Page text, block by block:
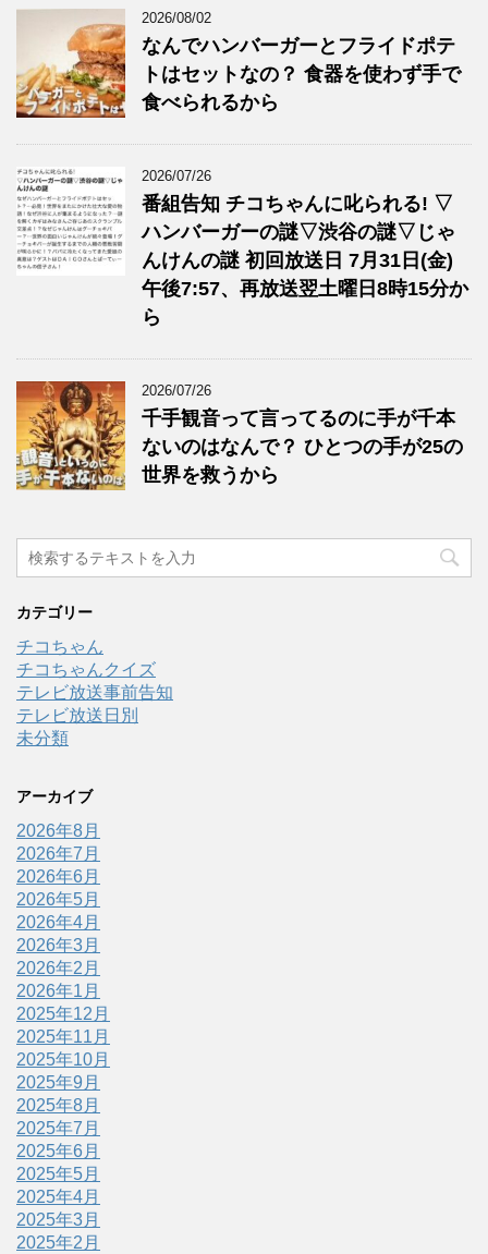
2026/08/02
なんでハンバーガーとフライドポテ
トはセットなの？ 食器を使わず手で
食べられるから
2026/07/26
番組告知 チコちゃんに叱られる! ▽
ハンバーガーの謎▽渋谷の謎▽じゃ
んけんの謎 初回放送日 7月31日(金)
午後7:57、再放送翌土曜日8時15分か
ら
2026/07/26
千手観音って言ってるのに手が千本
ないのはなんで？ ひとつの手が25の
世界を救うから
カテゴリー
チコちゃん
チコちゃんクイズ
テレビ放送事前告知
テレビ放送日別
未分類
アーカイブ
2026年8月
2026年7月
2026年6月
2026年5月
2026年4月
2026年3月
2026年2月
2026年1月
2025年12月
2025年11月
2025年10月
2025年9月
2025年8月
2025年7月
2025年6月
2025年5月
2025年4月
2025年3月
2025年2月